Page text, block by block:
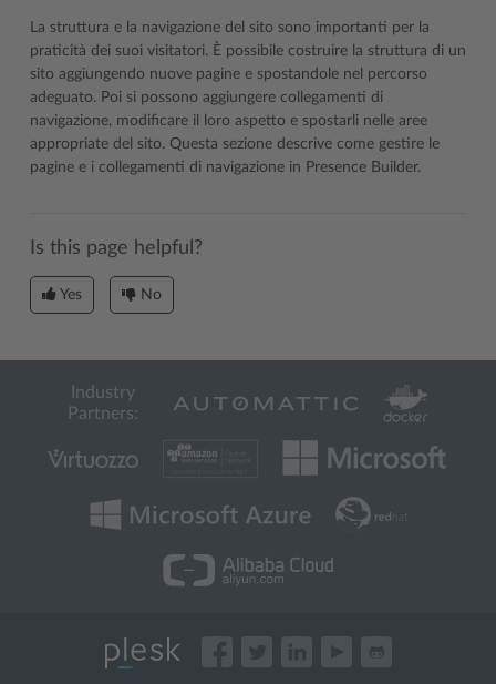
La struttura e la navigazione del sito sono importanti per la
praticità dei suoi visitatori. È possibile costruire la struttura di un
sito aggiungendo nuove pagine e spostandole nel percorso
adeguato. Poi si possono aggiungere collegamenti di
navigazione, modificare il loro aspetto e spostarli nelle aree
appropriate del sito. Questa sezione descrive come gestire le
pagine e i collegamenti di navigazione in Presence Builder.
Is this page helpful?
Yes No
Industry
Partners: